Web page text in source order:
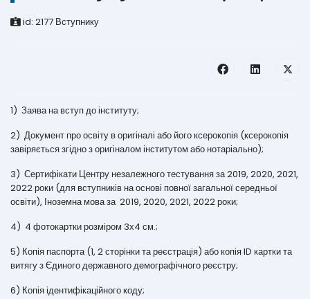
id: 2177 Вступнику
1) Заява на вступ до інституту;
2) Документ про освіту в оригіналі або його ксерокопія (ксерокопія
завіряється згідно з оригіналом інститутом або нотаріально);
3) Сертифікати Центру незалежного тестування за 2019, 2020, 2021,
2022 роки (для вступників на основі повної загальної середньої
освіти), Іноземна мова за 2019, 2020, 2021, 2022 роки;
4) 4 фотокартки розміром 3х4 см.;
5) Копія паспорта (1, 2 сторінки та реєстрація) або копія ID картки та
витягу з Єдиного державного демографічного реєстру;
6) Копія ідентифікаційного коду;